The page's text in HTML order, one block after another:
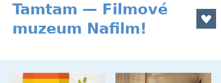
Tamtam — Filmové
muzeum Nafilm!